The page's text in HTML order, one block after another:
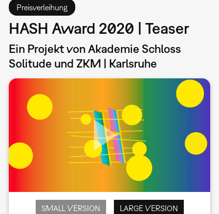
Preisverleihung
HASH Award 2020 | Teaser
Ein Projekt von Akademie Schloss
Solitude und ZKM | Karlsruhe
SMALL VERSION LARGE VERSION